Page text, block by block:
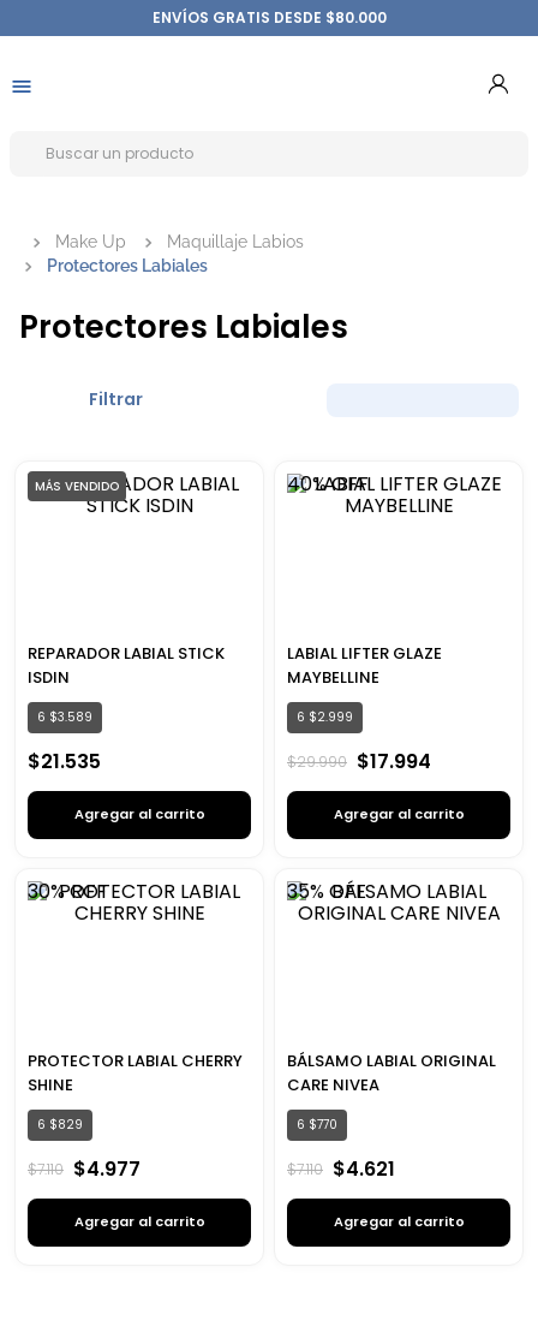
ENVÍOS GRATIS DESDE $80.000
Make Up
Maquillaje Labios
Protectores Labiales
Protectores Labiales
Filtrar
MÁS VENDIDO
REPARADOR LABIAL STICK
ISDIN
6 $3.589
$21.535
Agregar al carrito
40%OFF
LABIAL LIFTER GLAZE
MAYBELLINE
6 $2.999
$29.990 $17.994
Agregar al carrito
30%OFF
PROTECTOR LABIAL CHERRY
SHINE
6 $829
$7.110 $4.977
Agregar al carrito
35%OFF
BÁLSAMO LABIAL ORIGINAL
CARE NIVEA
6 $770
$7.110 $4.621
Agregar al carrito